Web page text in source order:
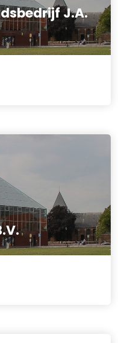
J.A.